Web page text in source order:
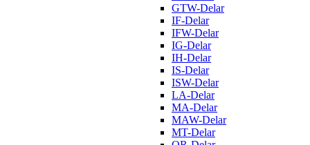
GTW-Delar
IF-Delar
IFW-Delar
IG-Delar
IH-Delar
IS-Delar
ISW-Delar
LA-Delar
MA-Delar
MAW-Delar
MT-Delar